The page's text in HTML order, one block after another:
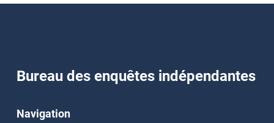
Bureau des enquêtes indépendantes
Navigation